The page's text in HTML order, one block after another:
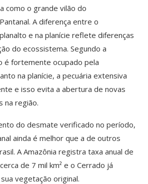
como o grande vilão do
A diferença entre o
e na planície reflete diferenças
do ecossistema. Segundo a
é fortemente ocupado pela
na planície, a pecuária extensiva
e isso evita a abertura de novas
na região.
do desmate verificado no período,
ainda é melhor que a de outros
A Amazônia registra taxa anual de
de 7 mil km² e o Cerrado já
vegetação original.